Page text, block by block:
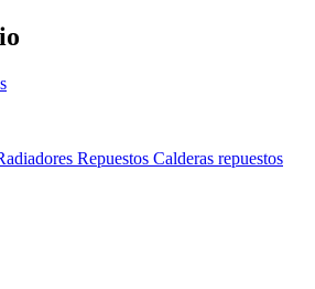
Repuestos Calderas repuestos